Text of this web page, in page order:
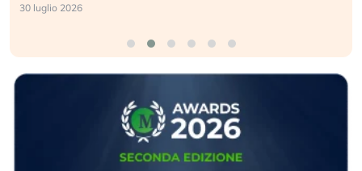
30 luglio 2026